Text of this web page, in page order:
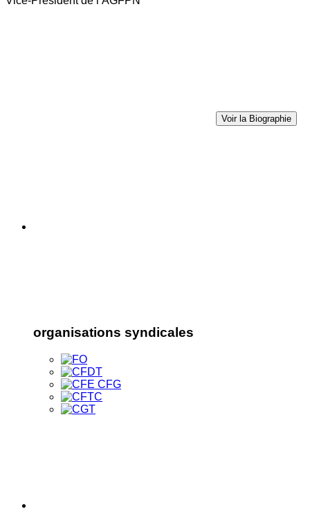
Voir la Biographie
organisations syndicales